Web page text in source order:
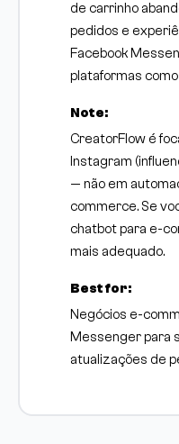
de carrinho
pedidos e
Facebook
plataformas como
Note:
CreatorFlow é
Instagram
— não em
commerce. Se
chatbot para e-
mais adequado.
Best for:
Negócios e-
Messenger para
atualizações de